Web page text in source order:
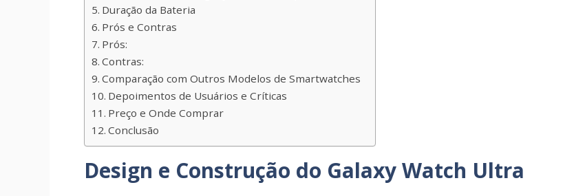
Duração da Bateria
Prós e Contras
Prós:
Contras:
Comparação com Outros Modelos de Smartwatches
Depoimentos de Usuários e Críticas
Preço e Onde Comprar
Conclusão
Design e Construção do Galaxy Watch Ultra